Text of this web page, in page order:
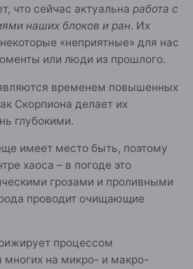
что сейчас актуальна работа с
наших блоков и ран. Их
«неприятные» для нас
или люди из прошлого.
временем повышенных
Скорпиона делает их
глубокими.
имеет место быть, поэтому
хаоса – в погоде это
грозами и проливными
проводит очищающие
процессом
многих на микро- и макро-